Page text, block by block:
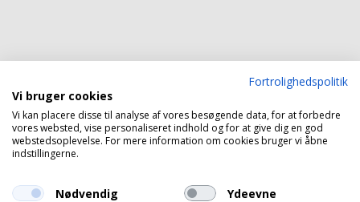
Fortrolighedspolitik
Vi bruger cookies
Vi kan placere disse til analyse af vores besøgende data, for at forbedre
vores websted, vise personaliseret indhold og for at give dig en god
webstedsoplevelse. For mere information om cookies bruger vi åbne
indstillingerne.
Nødvendig Ydeevne